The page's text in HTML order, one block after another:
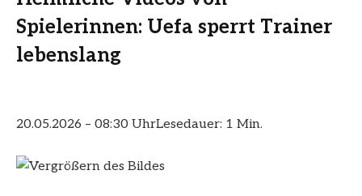
Spielerinnen: Uefa sperrt Trainer
lebenslang
20.05.2026 – 08:30 UhrLesedauer: 1 Min.